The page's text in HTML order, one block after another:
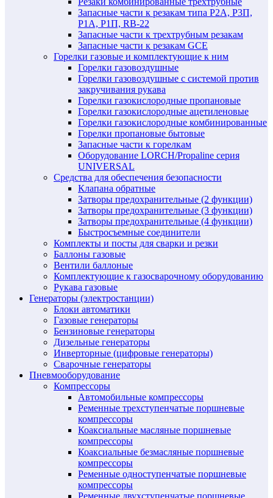
Запасные части к резакам типа Р2А, Р3П,
Р1А, Р1П, RB-22
Запасные части к трехтрубным резакам
Запасные части к резакам GCE
Горелки газовые и комплектующие к ним
Горелки газовоздушные
Горелки газовоздушные с системой против
закручивания рукава
Горелки газокислородные пропановые
Горелки газокислородные ацетиленовые
Горелки газокислородные комбинированные
Горелки пропановые бытовые
Запасные части к горелкам
Оборудование LORCH/Propaline серия
UNIVERSAL
Средства для обеспечения безопасности
Клапана обратные
Затворы предохранительные (2 функции)
Затворы предохранительные (3 функции)
Затворы предохранительные (4 функции)
Быстросъемные соединители
Комплекты и посты для сварки и резки
Баллоны газовые
Вентили баллоные
Комплектующие к газосварочному оборудованию
Рукава газовые
Генераторы (электростанции)
Блоки автоматики
Газовые генераторы
Бензиновые генераторы
Дизельные генераторы
Инверторные (цифровые генераторы)
Сварочные генераторы
Пневмооборудование
Компрессоры
Автомобильные компрессоры
Ременные трехступенчатые поршневые
компрессоры
Коаксиальные масляные поршневые
компрессоры
Коаксиальные безмасляные поршневые
компрессоры
Ременные одноступенчатые поршневые
компрессоры